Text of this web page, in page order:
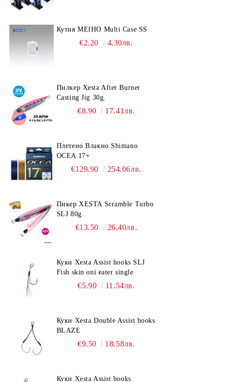
Кутия MEIHO Multi Case SS
€2.20 4.30лв.
Пилкер Xesta After Burner
Casting Jig 30g.
€8.90 17.41лв.
Плетено Влакно Shimano
OCEA 17+
€129.90 254.06лв.
Пикер XESTA Scramble Turbo
SLJ 80g.
€13.50 26.40лв.
Куки Xesta Assist hooks SLJ
Fish skin oni eater single
€5.90 11.54лв.
Куки Xesta Double Assist hooks
BLAZE
€9.50 18.58лв.
Куки Xesta Assist hooks